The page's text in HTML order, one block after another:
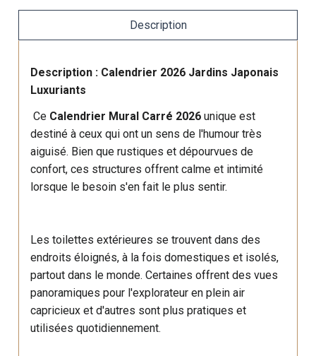
Description
Description : Calendrier 2026 Jardins Japonais
Luxuriants
Ce Calendrier Mural Carré 2026 unique est
destiné à ceux qui ont un sens de l'humour très
aiguisé. Bien que rustiques et dépourvues de
confort, ces structures offrent calme et intimité
lorsque le besoin s'en fait le plus sentir.
Les toilettes extérieures se trouvent dans des
endroits éloignés, à la fois domestiques et isolés,
partout dans le monde. Certaines offrent des vues
panoramiques pour l'explorateur en plein air
capricieux et d'autres sont plus pratiques et
utilisées quotidiennement.